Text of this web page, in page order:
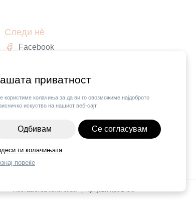
приватност
користиме колачиња за да ви го овозможиме најдоброто
искуство на нашиот веб-сајт
Одбивам Се согласувам
ги колачињата
повеќе
Следи нè
Facebook
Поставки за колачиња | Пријави проблем